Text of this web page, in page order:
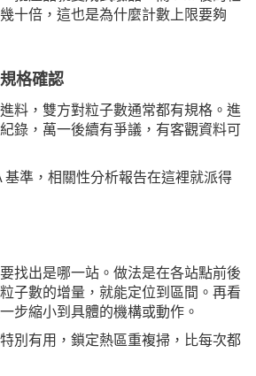
十倍，這也是為什麼計數上限要夠
格確認
料，雙方對粒子數通常都有規格。進
錄，萬一後續有爭議，有客觀資料可
基準，相關性分析報告在這裡就派得
找出是哪一站。做法是在各站點前後
子數的增量，就能定位到區間。再看
步縮小到具體的機構或動作。
別有用，鎖定熱區重複掃，比每次都